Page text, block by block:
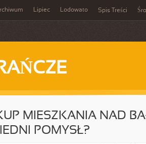
Lipiec Lodowato Spis Treści
MIESZKANIA NAD
POMYSŁ?